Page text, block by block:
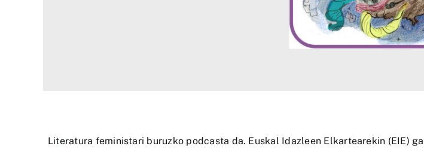
Literatura feministari buruzko podcasta da. Euskal Idazleen Elkartearekin (EIE)